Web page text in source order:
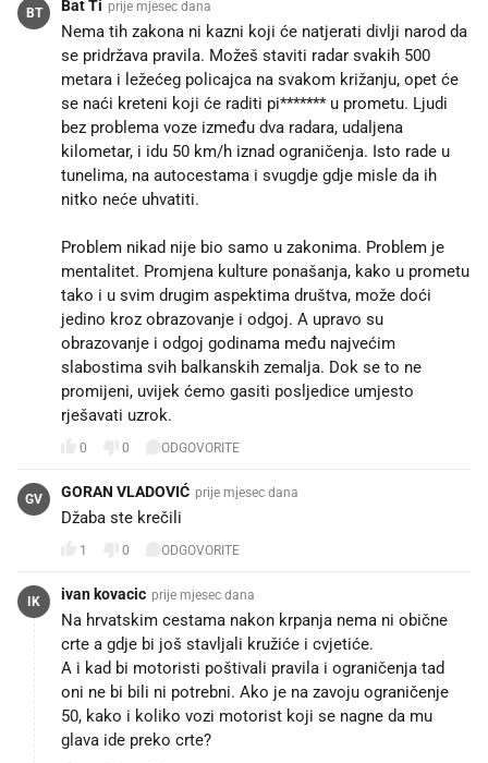
BT Bat Ti prije mjesec dana
Nema tih zakona ni kazni koji će natjerati divlji narod da
se pridržava pravila. Možeš staviti radar svakih 500
metara i ležećeg policajca na svakom križanju, opet će
se naći kreteni koji će raditi pi******* u prometu. Ljudi
bez problema voze između dva radara, udaljena
kilometar, i idu 50 km/h iznad ograničenja. Isto rade u
tunelima, na autocestama i svugdje gdje misle da ih
nitko neće uhvatiti.
Problem nikad nije bio samo u zakonima. Problem je
mentalitet. Promjena kulture ponašanja, kako u prometu
tako i u svim drugim aspektima društva, može doći
jedino kroz obrazovanje i odgoj. A upravo su
obrazovanje i odgoj godinama među najvećim
slabostima svih balkanskih zemalja. Dok se to ne
promijeni, uvijek ćemo gasiti posljedice umjesto
rješavati uzrok.
0 0 ODGOVORITE
GV GORAN VLADOVIĆ prije mjesec dana
Džaba ste krečili
1 0 ODGOVORITE
IK ivan kovacic prije mjesec dana
Na hrvatskim cestama nakon krpanja nema ni obične
crte a gdje bi još stavljali kružiće i cvjetiće.
A i kad bi motoristi poštivali pravila i ograničenja tad
oni ne bi bili ni potrebni. Ako je na zavoju ograničenje
50, kako i koliko vozi motorist koji se nagne da mu
glava ide preko crte?